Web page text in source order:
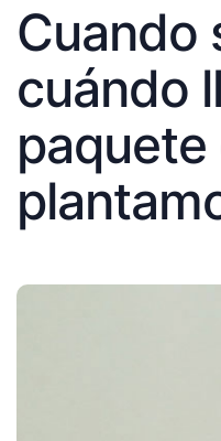
Cuando
cuándo
paquete